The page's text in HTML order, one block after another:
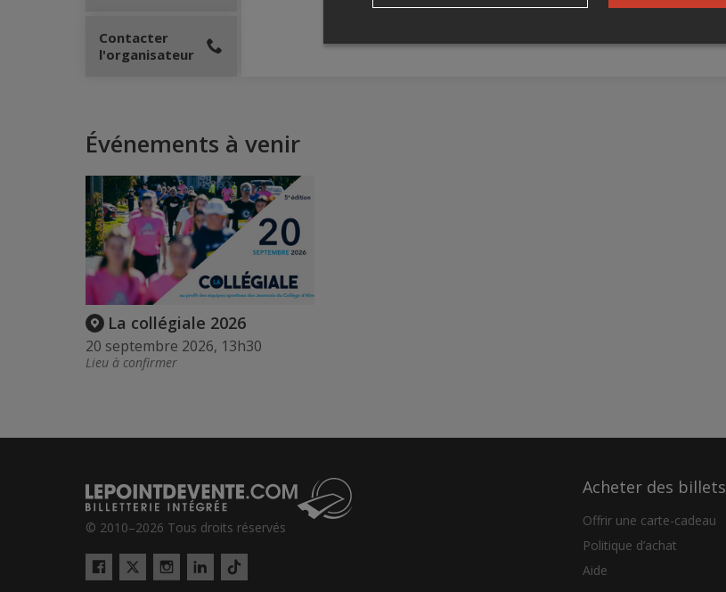
Contacter
l'organisateur
Événements à venir
La collégiale 2026
20 septembre 2026, 13h30
Lieu à confirmer
© 2010–2026 Tous droits réservés
Facebook
Twitter
InstagramLinkedIn
Tiktok
Acheter des billets
Offrir une carte-cadeau
Politique d’achat
Aide